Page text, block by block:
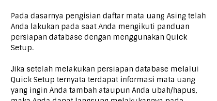
Pada dasarnya pengisian daftar mata uang Asing telah
Anda lakukan pada saat Anda mengikuti panduan
persiapan database dengan menggunakan Quick
Setup.
Jika setelah melakukan persiapan database melalui
Quick Setup ternyata terdapat informasi mata uang
yang ingin Anda tambah ataupun Anda ubah/hapus,